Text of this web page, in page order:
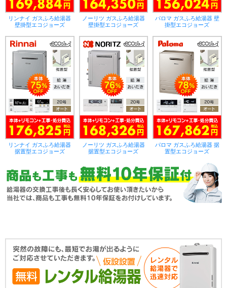
リンナイ ガスふろ給湯器
壁掛型エコジョーズ
ノーリツ ガスふろ給湯器
壁掛型エコジョーズ
パロマ ガスふろ給湯器 壁
掛型エコジョーズ
リンナイ ガスふろ給湯器
据置型エコジョーズ
ノーリツ ガスふろ給湯器
据置型エコジョーズ
パロマ ガスふろ給湯器 据
置型エコジョーズ